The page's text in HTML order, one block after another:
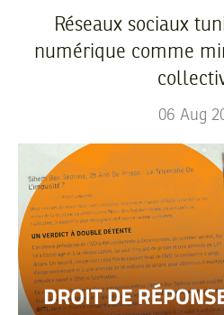
Réseaux sociaux
numérique comme
06 Aug